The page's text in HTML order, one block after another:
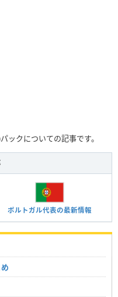
ックについての記事です。
ポルトガル代表の最新情報